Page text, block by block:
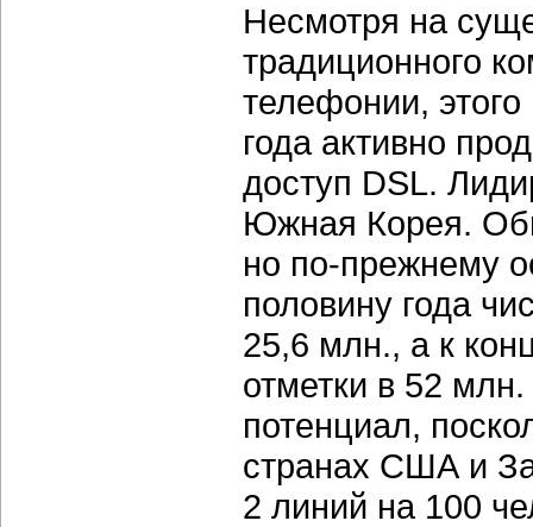
Несмотря на
традиционного
телефонии,
года активно
доступ DSL.
Южная Корея.
но по-прежнему
половину года
25,6 млн., а к
отметки в 52
потенциал,
странах США и
2 линий на 100